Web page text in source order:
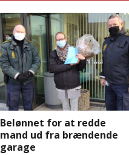
Belønnet for at redde
mand ud fra brændende
garage